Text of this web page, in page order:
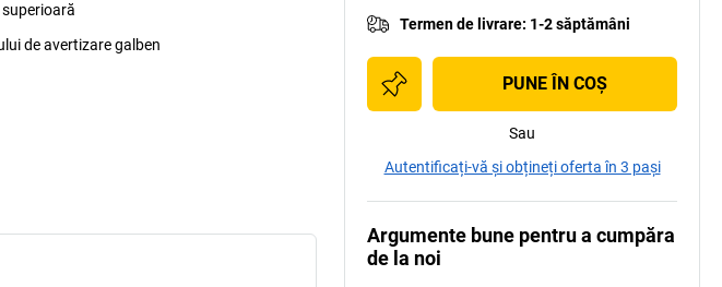
de avertizare galben
Termen de livrare: 1-2 săptămâni
PUNE ÎN COŞ
Sau
Autentificați-vă și obțineți oferta în 3 pași
Argumente bune pentru a cumpăra
de la noi